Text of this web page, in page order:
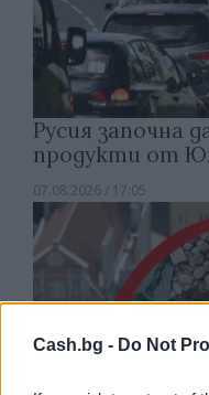
Cash.bg - Do Not
Русия започна
продукти от
07.08.2026 / 17:05